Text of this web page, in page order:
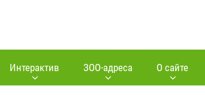
Интерактив ЗОО-адреса О сайте